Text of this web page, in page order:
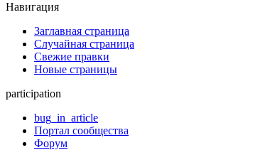
Навигация
Заглавная страница
Случайная страница
Свежие правки
Новые страницы
participation
bug_in_article
Портал сообщества
Форум